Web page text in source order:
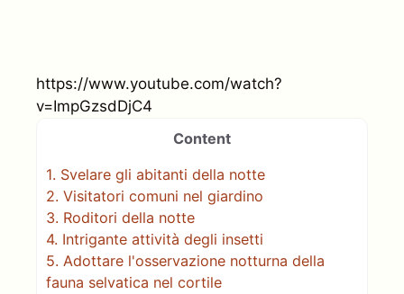
https://www.youtube.com/watch?
v=ImpGzsdDjC4
Content
1. Svelare gli abitanti della notte
2. Visitatori comuni nel giardino
3. Roditori della notte
4. Intrigante attività degli insetti
5. Adottare l'osservazione notturna della
fauna selvatica nel cortile